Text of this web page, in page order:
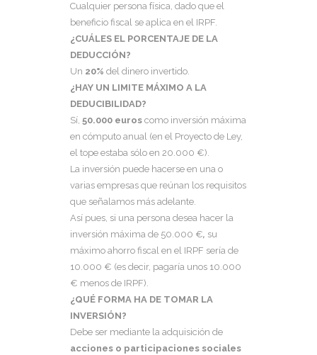
Cualquier persona física, dado que el
beneficio fiscal se aplica en el IRPF.
¿CUÁLES EL PORCENTAJE DE LA
DEDUCCIÓN?
Un 20% del dinero invertido.
¿HAY UN LIMITE MÁXIMO A LA
DEDUCIBILIDAD?
Sí, 50.000 euros como inversión máxima
en cómputo anual (en el Proyecto de Ley,
el tope estaba sólo en 20.000 €).
La inversión puede hacerse en una o
varias empresas que reúnan los requisitos
que señalamos más adelante.
Así pues, si una persona desea hacer la
inversión máxima de 50.000 €, su
máximo ahorro fiscal en el IRPF sería de
10.000 € (es decir, pagaría unos 10.000
€ menos de IRPF).
¿QUÉ FORMA HA DE TOMAR LA
INVERSIÓN?
Debe ser mediante la adquisición de
acciones o participaciones sociales